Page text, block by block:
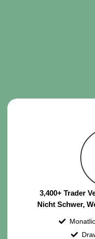
3,400+ Trader
Nicht Schwer,